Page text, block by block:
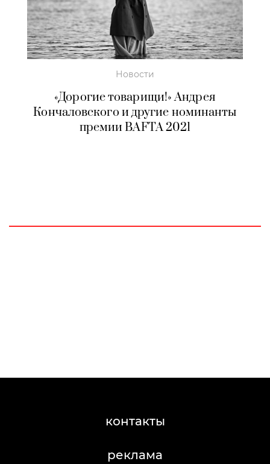
Новости
«Дорогие товарищи!» Андрея
Кончаловского и другие номинанты
премии BAFTA 2021
контакты
реклама